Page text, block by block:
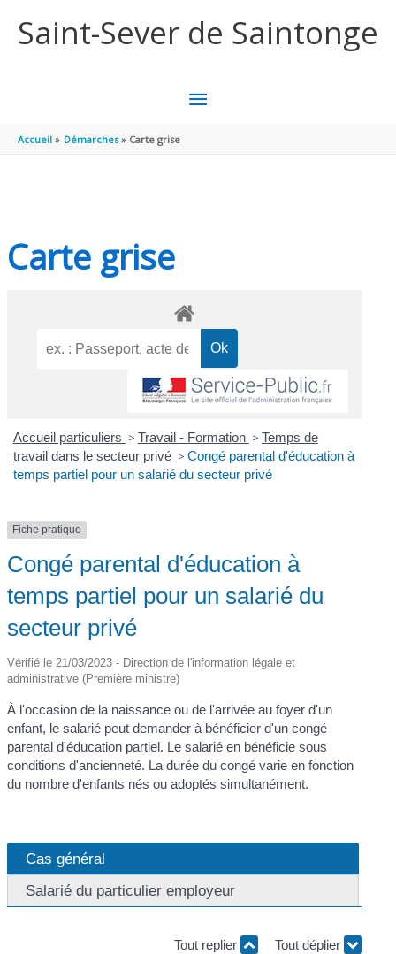
Saint-Sever de Saintonge
MENU
Accueil Démarches Carte grise
Carte grise
Accueil particuliers > Travail - Formation > Temps de
travail dans le secteur privé > Congé parental d'éducation à
temps partiel pour un salarié du secteur privé
Fiche pratique
Congé parental d'éducation à
temps partiel pour un salarié du
secteur privé
Vérifié le 21/03/2023 - Direction de l'information légale et
administrative (Première ministre)
À l'occasion de la naissance ou de l'arrivée au foyer d'un
enfant, le salarié peut demander à bénéficier d'un congé
parental d'éducation partiel. Le salarié en bénéficie sous
conditions d'ancienneté. La durée du congé varie en fonction
du nombre d'enfants nés ou adoptés simultanément.
Cas général
Salarié du particulier employeur
Tout replier Tout déplier